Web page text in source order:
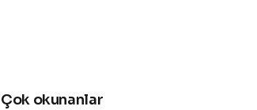
Çok okunanlar